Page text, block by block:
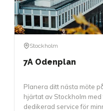
Stockholm
7A Odenplan
Planera ditt nästa möte
hjärtat av Stockholm
dedikerad service för